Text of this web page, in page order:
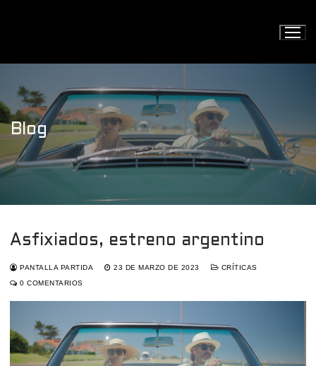
Blog
Asfixiados, estreno argentino
PANTALLA PARTIDA 23 DE MARZO DE 2023
CRÍTICAS
0 COMENTARIOS